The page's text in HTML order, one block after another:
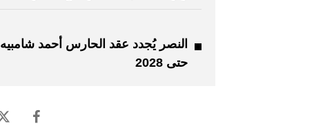
النصر يُجدد عقد الحارس أحمد شامبيه
حتى 2028